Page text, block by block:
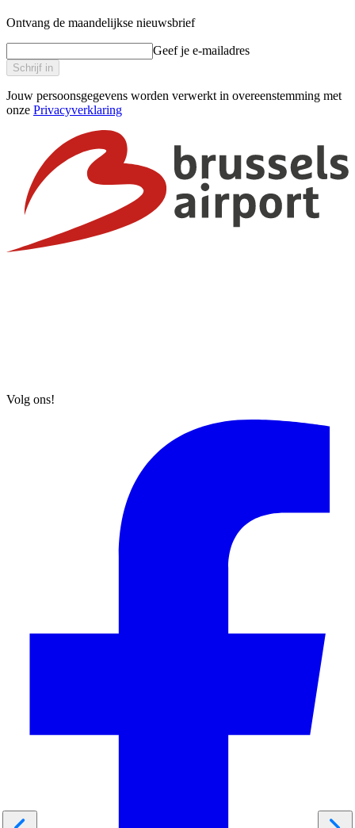
Ontvang de maandelijkse nieuwsbrief
Geef je e-mailadres
Schrijf in
Jouw persoonsgegevens worden verwerkt in overeenstemming met
onze Privacyverklaring
Volg ons!